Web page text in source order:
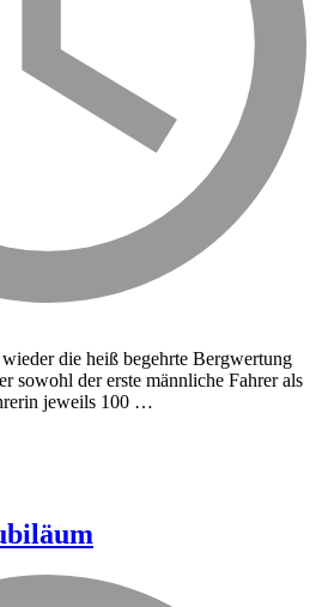
die heiß begehrte Bergwertung
sowohl der erste männliche Fahrer als
jeweils 100 …